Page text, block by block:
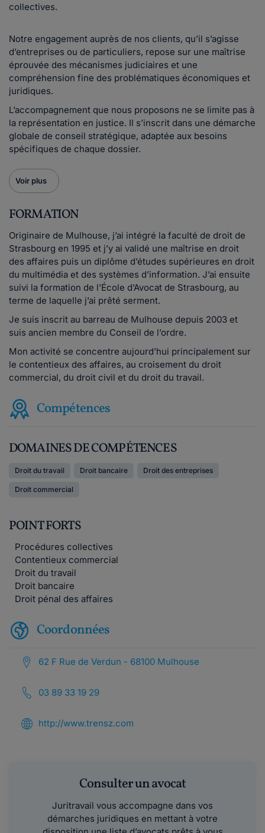
collectives.
Notre engagement auprès de nos clients, qu’il s’agisse
d’entreprises ou de particuliers, repose sur une maîtrise
éprouvée des mécanismes judiciaires et une
compréhension fine des problématiques économiques et
juridiques.
L’accompagnement que nous proposons ne se limite pas à
la représentation en justice. Il s’inscrit dans une démarche
globale de conseil stratégique, adaptée aux besoins
spécifiques de chaque dossier.
Voir plus
FORMATION
Originaire de Mulhouse, j’ai intégré la faculté de droit de
Strasbourg en 1995 et j’y ai validé une maîtrise en droit
des affaires puis un diplôme d’études supérieures en droit
du multimédia et des systèmes d’information. J’ai ensuite
suivi la formation de l’École d’Avocat de Strasbourg, au
terme de laquelle j’ai prêté serment.
Je suis inscrit au barreau de Mulhouse depuis 2003 et
suis ancien membre du Conseil de l’ordre.
Mon activité se concentre aujourd’hui principalement sur
le contentieux des affaires, au croisement du droit
commercial, du droit civil et du droit du travail.
Compétences
DOMAINES DE COMPÉTENCES
Droit du travail Droit bancaire Droit des entreprises
Droit commercial
POINT FORTS
Procédures collectives
Contentieux commercial
Droit du travail
Droit bancaire
Droit pénal des affaires
Coordonnées
62 F Rue de Verdun - 68100 Mulhouse
03 89 33 19 29
http://www.trensz.com
Consulter un avocat
Juritravail vous accompagne dans vos
démarches juridiques en mettant à votre